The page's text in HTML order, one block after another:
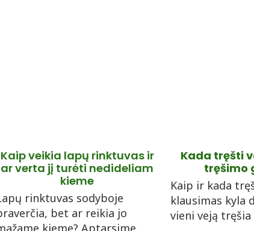
Kaip veikia lapų rinktuvas ir
ar verta jį turėti nedideliam
kieme
rinktuvas sodyboje
bet ar reikia jo
kieme? Aptarsime,
Kada tręšti
tręšimo
Kaip ir kada
klausimas kyla
vieni veją